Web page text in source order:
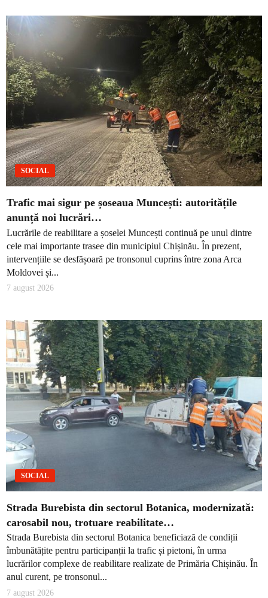
SOCIAL
Trafic mai sigur pe șoseaua Muncești: autoritățile
anunță noi lucrări…
Lucrările de reabilitare a șoselei Muncești continuă pe unul dintre
cele mai importante trasee din municipiul Chișinău. În prezent,
intervențiile se desfășoară pe tronsonul cuprins între zona Arca
Moldovei și...
7 august 2026
SOCIAL
Strada Burebista din sectorul Botanica, modernizată:
carosabil nou, trotuare reabilitate…
Strada Burebista din sectorul Botanica beneficiază de condiții
îmbunătățite pentru participanții la trafic și pietoni, în urma
lucrărilor complexe de reabilitare realizate de Primăria Chișinău. În
anul curent, pe tronsonul...
7 august 2026